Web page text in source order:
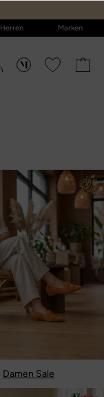
Herren Marken
Damen Sale